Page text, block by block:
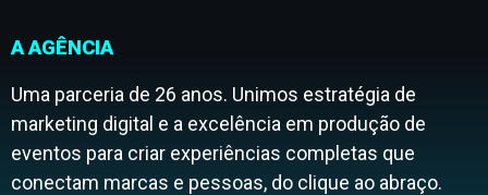
A AGÊNCIA
Uma parceria de 26 anos. Unimos estratégia de
marketing digital e a excelência em produção de
eventos para criar experiências completas que
conectam marcas e pessoas, do clique ao abraço.